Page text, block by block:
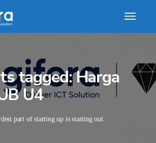
tagged: Harga
U4
part of starting up is starting out.